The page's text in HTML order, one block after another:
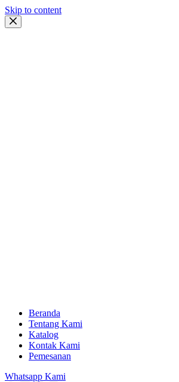
Skip to content
Beranda
Tentang Kami
Katalog
Kontak Kami
Pemesanan
Whatsapp Kami